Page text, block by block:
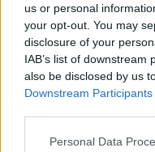
us or personal
your opt-out. You may
disclosure of your
IAB’s list of
also be disclosed by us
Downstream Participants
Please note that this
Personal Data
ΟΛΕΣ ΟΙ ΕΙΔΗΣΕΙΣ
Λοιμωξιολόγοι
Μαρτίου σε
Θετικός ο Εμανουέλ
Κολωνάκι και βόρεια